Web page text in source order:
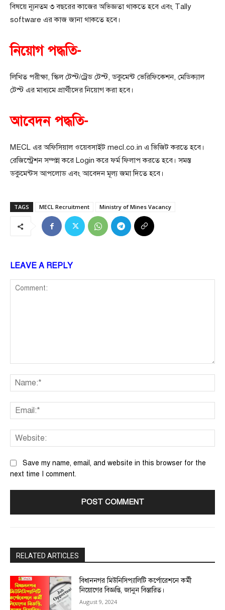
বিষয়ে ন্যূনতম ৩ বছরের কাজের অভিজ্ঞতা থাকতে হবে এবং Tally
software এর কাজ জানা থাকতে হবে।
নিয়োগ পদ্ধতি-
লিখিত পরীক্ষা, স্কিল টেস্ট/ট্রেড টেস্ট, ডকুমেন্ট ভেরিফিকেশন, মেডিক্যাল
টেস্ট এর মাধ্যমে প্রার্থীদের নিয়োগ করা হবে।
আবেদন পদ্ধতি-
MECL এর অফিসিয়াল ওয়েবসাইট mecl.co.in এ ভিজিট করতে হবে।
রেজিস্ট্রেশন সম্পন্ন করে Login করে ফর্ম ফিলাপ করতে হবে। সমস্ত
ডকুমেন্টস আপলোড এবং আবেদন মূল্য জমা দিতে হবে।
TAGS MECL Recruitment Ministry of Mines Vacancy
LEAVE A REPLY
Save my name, email, and website in this browser for the
next time I comment.
RELATED ARTICLES
বিধাননগর মিউনিসিপ্যালিটি কর্পোরেশনে কর্মী
নিয়োগের বিজ্ঞপ্তি, জানুন বিস্তারিত।
August 9, 2024